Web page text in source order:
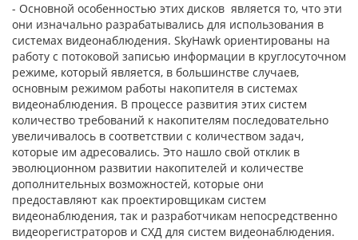
- Основной особенностью этих дисков является то, что эти
они изначально разрабатывались для использования в
системах видеонаблюдения. SkyHawk ориентированы на
работу с потоковой записью информации в круглосуточном
режиме, который является, в большинстве случаев,
основным режимом работы накопителя в системах
видеонаблюдения. В процессе развития этих систем
количество требований к накопителям последовательно
увеличивалось в соответствии с количеством задач,
которые им адресовались. Это нашло свой отклик в
эволюционном развитии накопителей и количестве
дополнительных возможностей, которые они
предоставляют как проектировщикам систем
видеонаблюдения, так и разработчикам непосредственно
видеорегистраторов и СХД для систем видеонаблюдения.